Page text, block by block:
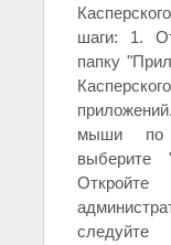
шаги: 1.
папку
мыши по
выберите
следуйте